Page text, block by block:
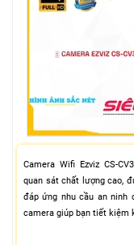
Camera Wifi Ezviz CS-
quan sát chất lượng cao,
đáp ứng nhu cầu an ninh
camera giúp bạn tiết kiệm